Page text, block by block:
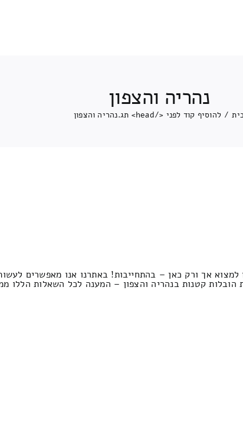
נהריה והצפון
/ להוסיף קוד לפני </head> תג. נהריה והצפון
למצוא אך ורק כאן – בהתחייבות! באתרנו אנו מאפשרים
הובלות קטנות בנהריה והצפון – המענה לכל השאלות